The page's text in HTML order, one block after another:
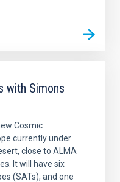
with Simons
Cosmic
currently under
close to ALMA
It will have six
(SATs), and one